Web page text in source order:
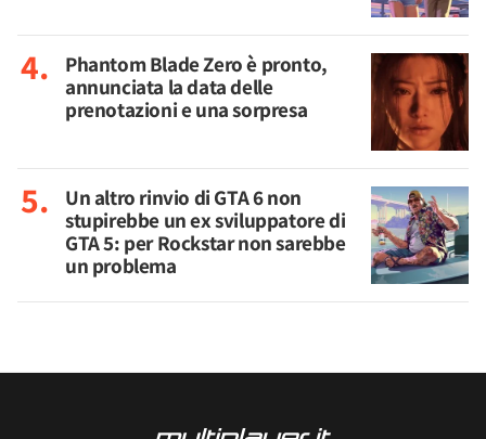
Phantom Blade Zero è pronto,
annunciata la data delle
prenotazioni e una sorpresa
Un altro rinvio di GTA 6 non
stupirebbe un ex sviluppatore di
GTA 5: per Rockstar non sarebbe
un problema